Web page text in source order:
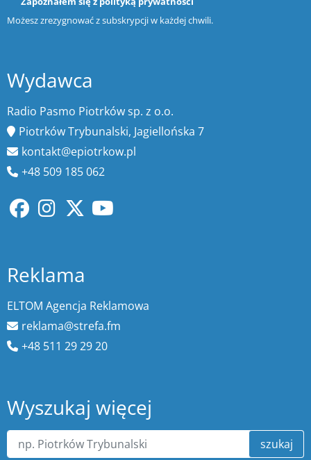
Możesz zrezygnować z subskrypcji w każdej chwili.
Wydawca
Radio Pasmo Piotrków sp. z o.o.
Piotrków Trybunalski, Jagiellońska 7
kontakt@epiotrkow.pl
+48 509 185 062
Reklama
ELTOM Agencja Reklamowa
reklama@strefa.fm
+48 511 29 29 20
Wyszukaj więcej
szukaj